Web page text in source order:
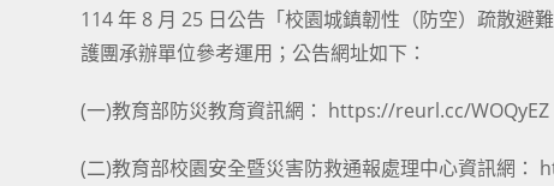
114 年 8 月 25 日公告「校園城鎮韌性（防空）疏散避
護團承辦單位參考運用；公告網址如下：
(一)教育部防災教育資訊網： https://reurl.cc/WOQyEZ
(二)教育部校園安全暨災害防救通報處理中心資訊網：